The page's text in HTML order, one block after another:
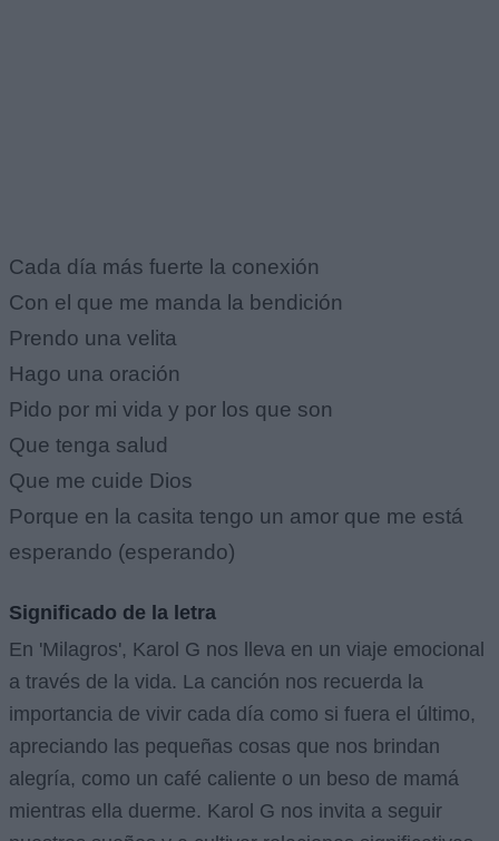
Cada día más fuerte la conexión
Con el que me manda la bendición
Prendo una velita
Hago una oración
Pido por mi vida y por los que son
Que tenga salud
Que me cuide Dios
Porque en la casita tengo un amor que me está
esperando (esperando)
Significado de la letra
En 'Milagros', Karol G nos lleva en un viaje emocional
a través de la vida. La canción nos recuerda la
importancia de vivir cada día como si fuera el último,
apreciando las pequeñas cosas que nos brindan
alegría, como un café caliente o un beso de mamá
mientras ella duerme. Karol G nos invita a seguir